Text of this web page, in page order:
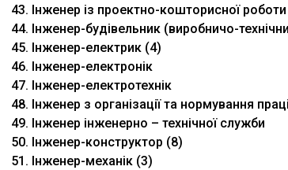
43. Інженер із проектно-кошторисної роботи
44. Інженер-будівельник (виробничо-
45. Інженер-електрик (4)
46. Інженер-електронік
47. Інженер-електротехнік
48. Інженер з організації та нормування праці
49. Інженер інженерно – технічної служби
50. Інженер-конструктор (8)
51. Інженер-механік (3)